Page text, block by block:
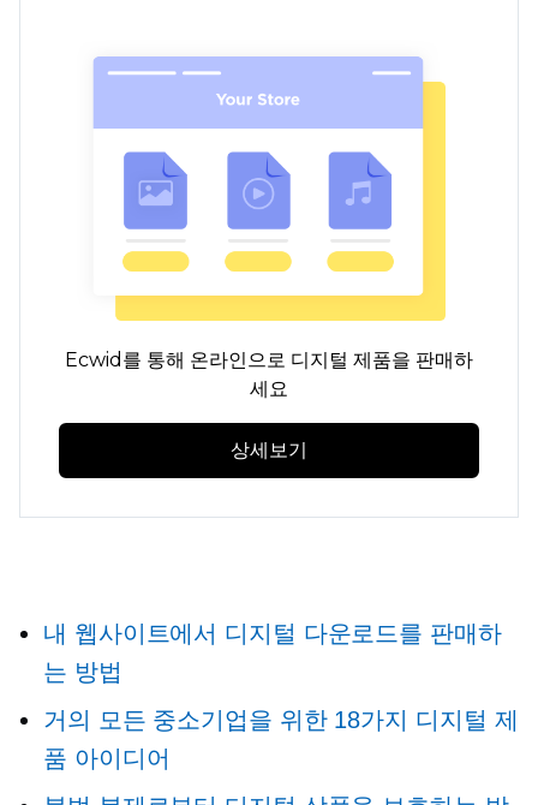
Ecwid를 통해 온라인으로 디지털 제품을 판매하
세요
상세보기
내 웹사이트에서 디지털 다운로드를 판매하
는 방법
거의 모든 중소기업을 위한 18가지 디지털 제
품 아이디어